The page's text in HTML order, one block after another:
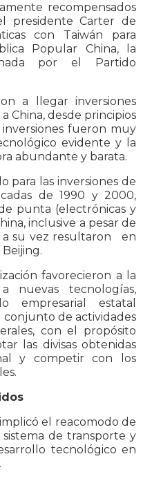
recompensados
presidente Carter de
con Taiwán para
Popular China, la
por el Partido
a llegar inversiones
China, desde principios
fueron muy
evidente y la
abundante y barata.
para las inversiones de
de 1990 y 2000,
punta (electrónicas y
inclusive a pesar de
a su vez resultaron en
favorecieron a la
nuevas tecnologías,
empresarial estatal
de actividades
con el propósito
las divisas obtenidas
y competir con los
el reacomodo de
sistema de transporte y
tecnológico en